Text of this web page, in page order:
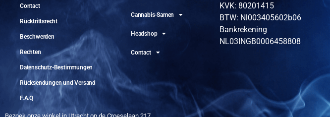
Contact
Rücktrittsrecht
Beschwerden
Rechten
Datenschutz-Bestimmungen
Rücksendungen und Versand
F.A.Q
Cannabis-Samen
Headshop
Contact
KVK: 80201415
BTW: Nl003405602b06
Bankrekening
NL03INGB0006458808